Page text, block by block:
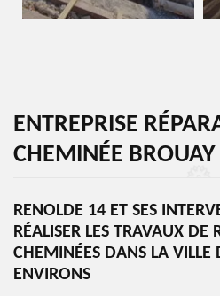
ENTREPRISE
CHEMINÉE
RENOLDE 14 ET SES
RÉALISER LES TRAVAUX DE
CHEMINÉES DANS LA VILLE
ENVIRONS